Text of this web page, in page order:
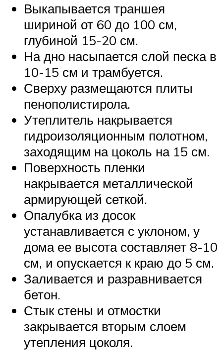
Выкапывается траншея
шириной от 60 до 100 см,
глубиной 15-20 см.
На дно насыпается слой песка в
10-15 см и трамбуется.
Сверху размещаются плиты
пенополистирола.
Утеплитель накрывается
гидроизоляционным полотном,
заходящим на цоколь на 15 см.
Поверхность пленки
накрывается металлической
армирующей сеткой.
Опалубка из досок
устанавливается с уклоном, у
дома ее высота составляет 8-10
см, и опускается к краю до 5 см.
Заливается и разравнивается
бетон.
Стык стены и отмостки
закрывается вторым слоем
утепления цоколя.